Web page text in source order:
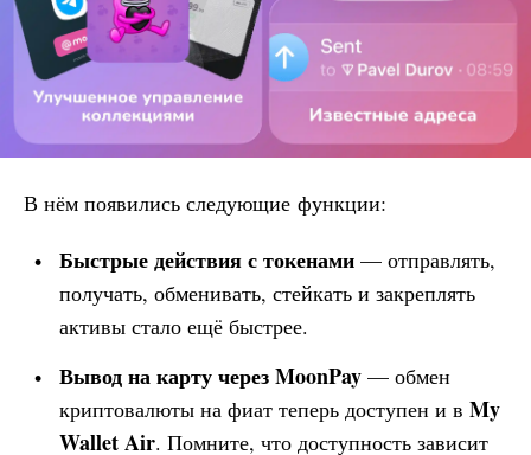
В нём появились следующие функции:
Быстрые действия с токенами — отправлять,
получать, обменивать, стейкать и закреплять
активы стало ещё быстрее.
Вывод на карту через MoonPay — обмен
криптовалюты на фиат теперь доступен и в My
WalletAir. Помните, что доступность зависит